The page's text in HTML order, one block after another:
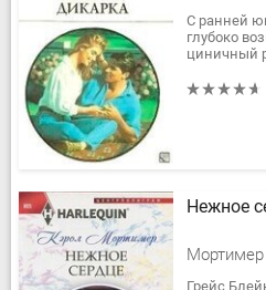
С ранней
глубоко
циничный
Как же
Нежное
Грейс